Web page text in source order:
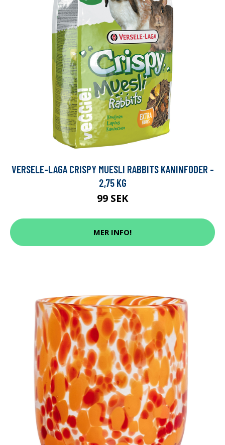
VERSELE-LAGA CRISPY MUESLI RABBITS KANINFODER -
2,75 KG
99 SEK
MER INFO!